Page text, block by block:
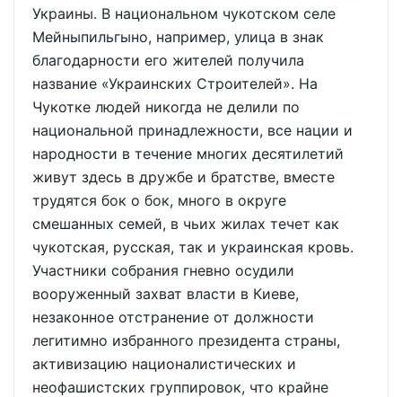
Украины. В национальном чукотском селе
Мейныпильгыно, например, улица в знак
благодарности его жителей получила
название «Украинских Строителей». На
Чукотке людей никогда не делили по
национальной принадлежности, все нации и
народности в течение многих десятилетий
живут здесь в дружбе и братстве, вместе
трудятся бок о бок, много в округе
смешанных семей, в чьих жилах течет как
чукотская, русская, так и украинская кровь.
Участники собрания гневно осудили
вооруженный захват власти в Киеве,
незаконное отстранение от должности
легитимно избранного президента страны,
активизацию националистических и
неофашистских группировок, что крайне